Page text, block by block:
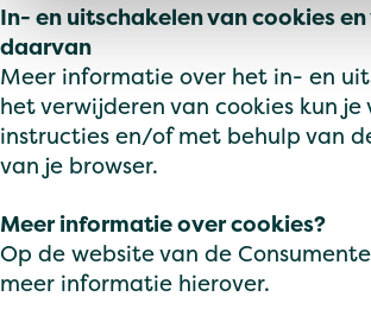
In- en uitschakelen van cookies
daarvan
Meer informatie over het in- en
het verwijderen van cookies kun je
instructies en/of met behulp van
van je browser.
Meer informatie over cookies?
Op de website van de
meer informatie hierover.